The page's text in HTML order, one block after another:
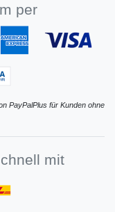
per
PayPalPlus für Kunden ohne
mit